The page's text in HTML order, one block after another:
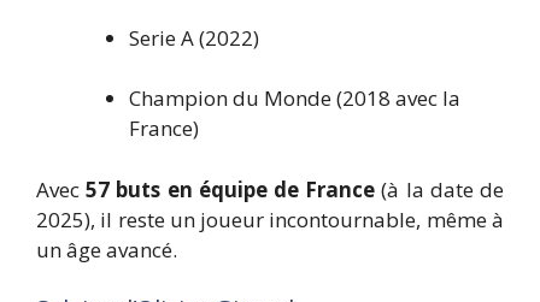
Serie A (2022)
Champion du Monde (2018 avec la
France)
Avec57 buts en équipe de France (à la date de
2025), il reste un joueur incontournable, même à
un âge avancé.